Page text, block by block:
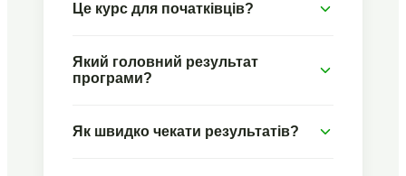
Це курс для початківців?
Який головний результат
програми?
Як швидко чекати результатів?